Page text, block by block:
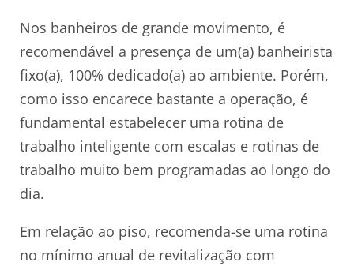
Nos banheiros de grande movimento, é
recomendável a presença de um(a) banheirista
fixo(a), 100% dedicado(a) ao ambiente. Porém,
como isso encarece bastante a operação, é
fundamental estabelecer uma rotina de
trabalho inteligente com escalas e rotinas de
trabalho muito bem programadas ao longo do
dia.
Em relação ao piso, recomenda-se uma rotina
no mínimo anual de revitalização com